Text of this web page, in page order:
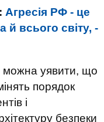
Агресія РФ - це
й всього світу, -
уявити, що
порядок
і
безпеки